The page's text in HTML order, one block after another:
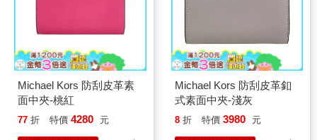
Michael Kors 防刮皮革素
面中夾-桃紅
77 折 特價 4280 元
Michael Kors 防刮皮革釦
式素面中夾-淺灰
8 折 特價 3980 元